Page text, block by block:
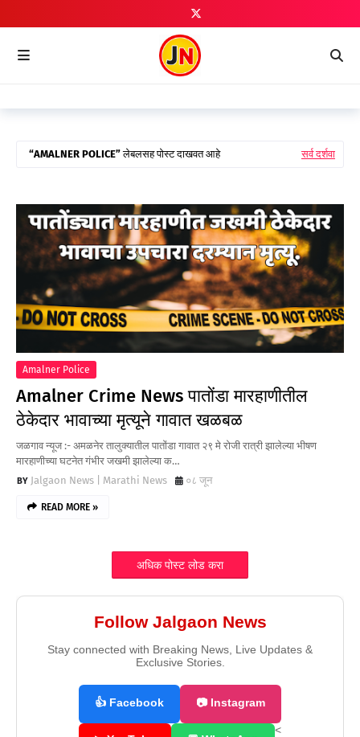
AMALNER POLICE लेबलसह पोस्ट दाखवत आहे सर्व दर्शवा
Amalner Police
Amalner Crime News पातोंडा मारहाणीतील
ठेकेदार भावाच्या मृत्यूने गावात खळबळ
जळगाव न्यूज :- अमळनेर तालुक्यातील पातोंडा गावात २९ मे रोजी रात्री झालेल्या भीषण
मारहाणीच्या घटनेत गंभीर जखमी झालेल्या क…
Jalgaon News | Marathi News
०८ जून
READ MORE »
अधिक पोस्ट लोड करा
Follow Jalgaon News
Stay connected with Breaking News, Live Updates &
Exclusive Stories.
👍 Facebook 📷 Instagram
<